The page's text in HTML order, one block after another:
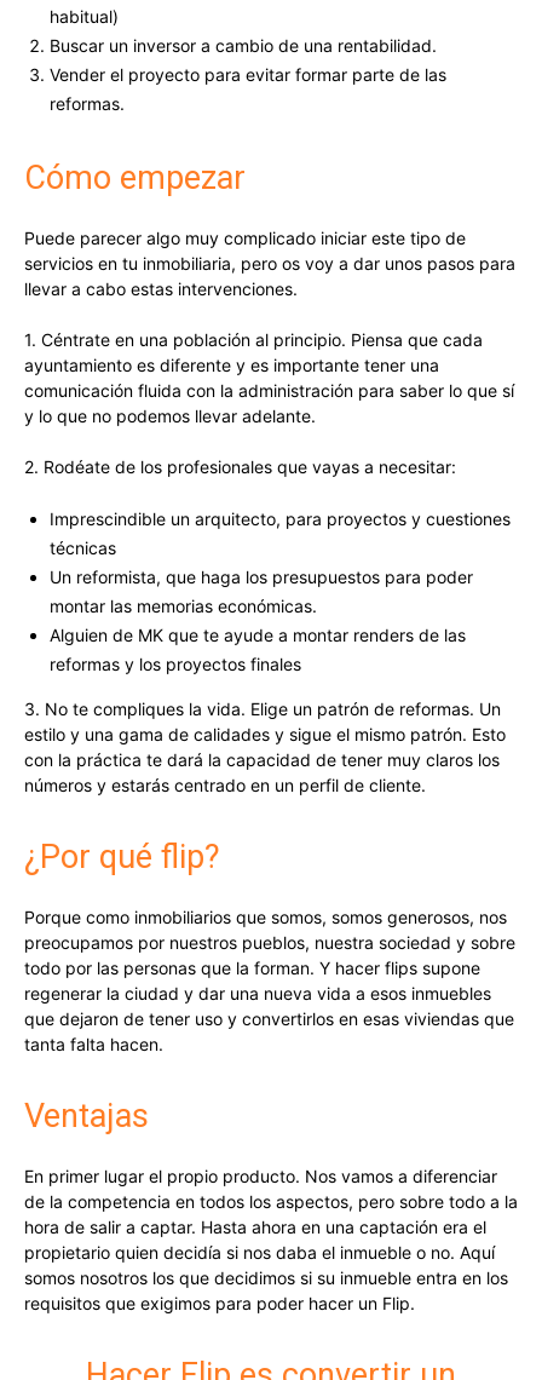
habitual)
Buscar un inversor a cambio de una rentabilidad.
Vender el proyecto para evitar formar parte de las
reformas.
Cómo empezar
Puede parecer algo muy complicado iniciar este tipo de
servicios en tu inmobiliaria, pero os voy a dar unos pasos para
llevar a cabo estas intervenciones.
1. Céntrate en una población al principio. Piensa que cada
ayuntamiento es diferente y es importante tener una
comunicación fluida con la administración para saber lo que sí
y lo que no podemos llevar adelante.
2. Rodéate de los profesionales que vayas a necesitar:
Imprescindible un arquitecto, para proyectos y cuestiones
técnicas
Un reformista, que haga los presupuestos para poder
montar las memorias económicas.
Alguien de MK que te ayude a montar renders de las
reformas y los proyectos finales
3. No te compliques la vida. Elige un patrón de reformas. Un
estilo y una gama de calidades y sigue el mismo patrón. Esto
con la práctica te dará la capacidad de tener muy claros los
números y estarás centrado en un perfil de cliente.
¿Por qué flip?
Porque como inmobiliarios que somos, somos generosos, nos
preocupamos por nuestros pueblos, nuestra sociedad y sobre
todo por las personas que la forman. Y hacer flips supone
regenerar la ciudad y dar una nueva vida a esos inmuebles
que dejaron de tener uso y convertirlos en esas viviendas que
tanta falta hacen.
Ventajas
En primer lugar el propio producto. Nos vamos a diferenciar
de la competencia en todos los aspectos, pero sobre todo a la
hora de salir a captar. Hasta ahora en una captación era el
propietario quien decidía si nos daba el inmueble o no. Aquí
somos nosotros los que decidimos si su inmueble entra en los
requisitos que exigimos para poder hacer un Flip.